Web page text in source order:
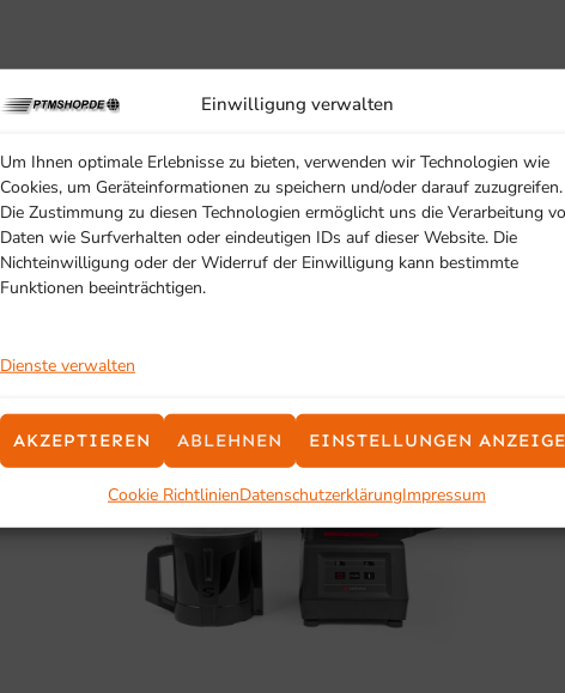
Einwilligung verwalten
Um Ihnen optimale Erlebnisse zu bieten, verwenden wir Technologien wie
Cookies, um Geräteinformationen zu speichern und/oder darauf zuzugreifen.
Die Zustimmung zu diesen Technologien ermöglicht uns die Verarbeitung
Daten wie Surfverhalten oder eindeutigen IDs auf dieser Website. Die
Nichteinwilligung oder der Widerruf der Einwilligung kann bestimmte
Funktionen beeinträchtigen.
Dienste verwalten
AKZEPTIEREN ABLEHNEN EINSTELLUNGEN
Cookie RichtlinienDatenschutzerklärungImpressum
Ähnliche Produkte